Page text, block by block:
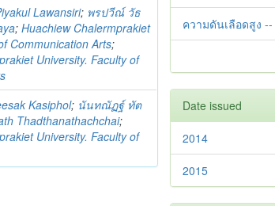
Lawansiri; พรปวีณ์ วัธ
;Huachiew Chalermprakiet
Communication Arts;
University. Faculty of
Kasiphol; นันทณัฏฐ์ ทัต
Thadthanathachchai;
University. Faculty of
ความดันเลือดสูง
Date issued
2014
2015